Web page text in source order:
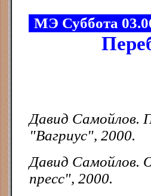
МЭ Суббота
Давид Самойлов.
"Вагриус", 2000.
Давид Самойлов.
пресс", 2000.